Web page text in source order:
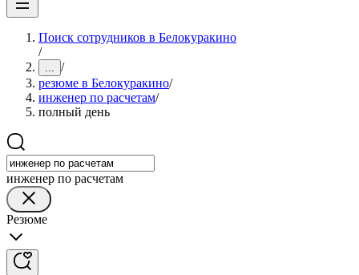
Поиск сотрудников в Белокуракино
/
... /
резюме в Белокуракино/
инженер по расчетам/
полный день
инженер по расчетам
Резюме